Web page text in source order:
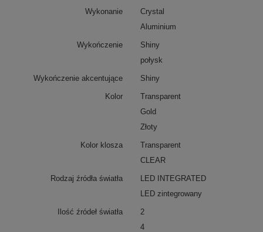
Wykonanie
Crystal
Aluminium
Wykończenie
Shiny
połysk
Wykończenie akcentujące Shiny
Kolor
Transparent
Gold
Złoty
Kolor klosza
Transparent
CLEAR
Rodzaj źródła światła
LED INTEGRATED
LED zintegrowany
Ilość źródeł światła
2
4